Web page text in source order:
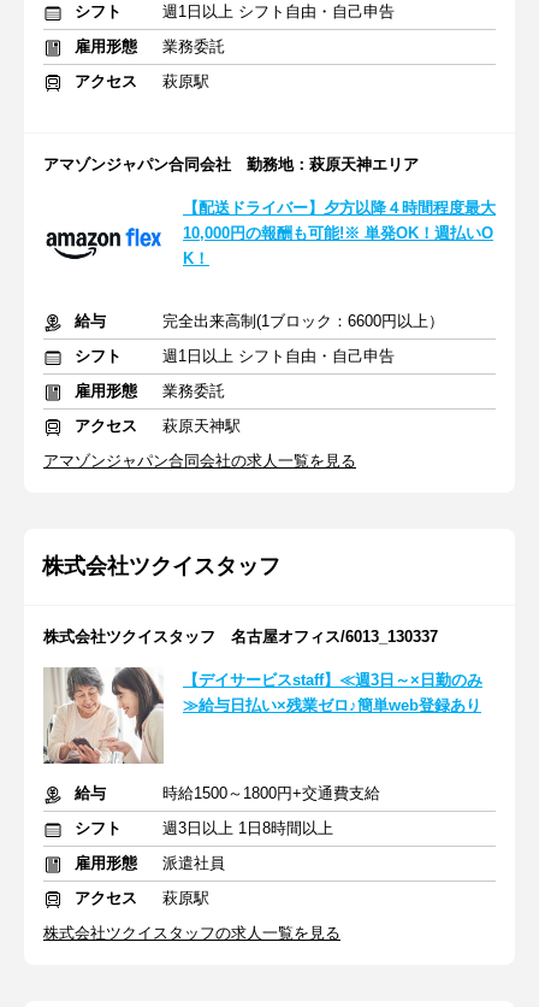
シフト
週1日以上 シフト自由・自己申告
雇用形態
業務委託
アクセス
萩原駅
アマゾンジャパン合同会社 勤務地：萩原天神エリア
【配送ドライバー】夕方以降４時間程度最大
10,000円の報酬も可能!※ 単発OK！週払いO
K！
給与
完全出来高制(1ブロック：6600円以上）
シフト
週1日以上 シフト自由・自己申告
雇用形態
業務委託
アクセス
萩原天神駅
アマゾンジャパン合同会社の求人一覧を見る
株式会社ツクイスタッフ
株式会社ツクイスタッフ 名古屋オフィス/6013_130337
【デイサービスstaff】≪週3日～×日勤のみ
≫給与日払い×残業ゼロ♪簡単web登録あり
給与
時給1500～1800円+交通費支給
シフト
週3日以上 1日8時間以上
雇用形態
派遣社員
アクセス
萩原駅
株式会社ツクイスタッフの求人一覧を見る